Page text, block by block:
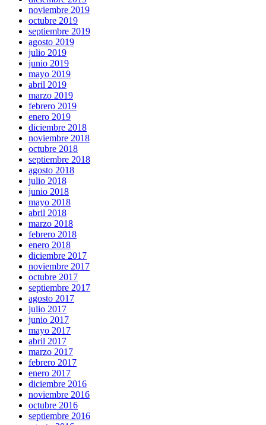
noviembre 2019
octubre 2019
septiembre 2019
agosto 2019
julio 2019
junio 2019
mayo 2019
abril 2019
marzo 2019
febrero 2019
enero 2019
diciembre 2018
noviembre 2018
octubre 2018
septiembre 2018
agosto 2018
julio 2018
junio 2018
mayo 2018
abril 2018
marzo 2018
febrero 2018
enero 2018
diciembre 2017
noviembre 2017
octubre 2017
septiembre 2017
agosto 2017
julio 2017
junio 2017
mayo 2017
abril 2017
marzo 2017
febrero 2017
enero 2017
diciembre 2016
noviembre 2016
octubre 2016
septiembre 2016